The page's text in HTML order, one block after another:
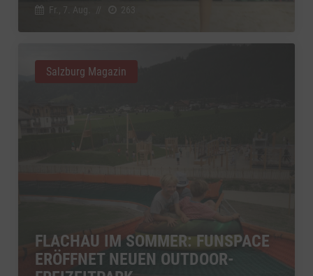
Fr., 7. Aug. 263
FLACHAU IM SOMMER: FUNSPACE
ERÖFFNET NEUEN OUTDOOR-
Salzburg Magazin